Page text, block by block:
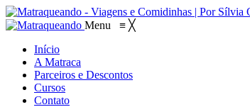
Menu ≡ ╳
Início
A Matraca
Parceiros e Descontos
Cursos
Contato